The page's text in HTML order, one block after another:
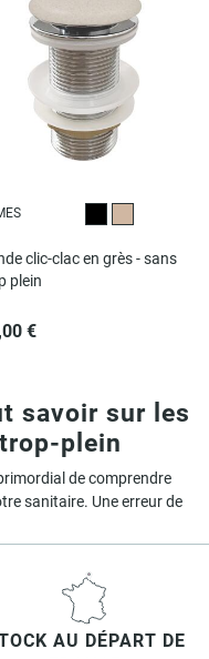
NoirBeige
clic-clac en grès - sans
plein
€
savoir sur les
plein
de comprendre
sanitaire. Une erreur de
accidentel.
modèles de
& CLINT) : Elle est
AU DÉPART DE